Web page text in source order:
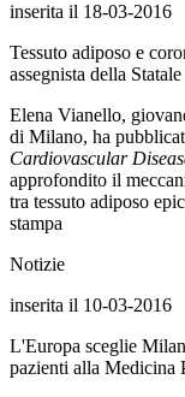
inserita il 18-03-2016
Tessuto adiposo e
assegnista della Statale
Elena Vianello,
di Milano, ha
Cardiovascular
approfondito il
tra tessuto adiposo
stampa
Notizie
inserita il 10-03-2016
L'Europa sceglie
pazienti alla Medicina